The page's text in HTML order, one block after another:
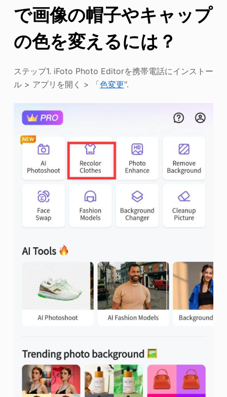
で画像の帽子やキャップ
の色を変えるには？
ステップ1. iFoto Photo Editorを携帯電話にインストー
ル > アプリを開く > 「色変更".